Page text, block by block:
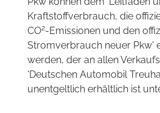
Kraftstoffverbrauch, die
CO2-Emissionen und den
Stromverbrauch neuer Pkw'
werden, der an allen
'Deutschen Automobil
unentgeltlich erhältlich ist